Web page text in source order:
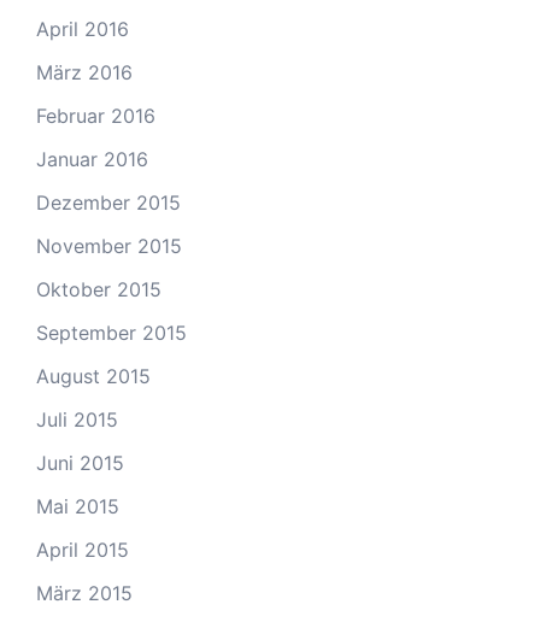
April 2016
März 2016
Februar 2016
Januar 2016
Dezember 2015
November 2015
Oktober 2015
September 2015
August 2015
Juli 2015
Juni 2015
Mai 2015
April 2015
März 2015